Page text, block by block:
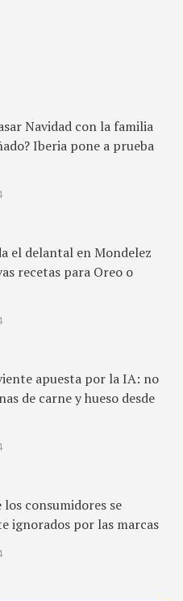
Navidad con la familia
Iberia pone a prueba
el delantal en Mondelez
recetas para Oreo o
apuesta por la IA: no
de carne y hueso desde
los consumidores se
ignorados por las marcas